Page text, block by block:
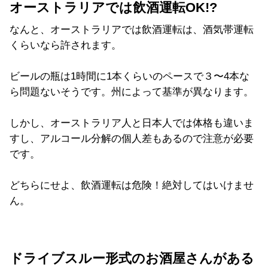
オーストラリアでは飲酒運転OK!?
なんと、オーストラリアでは飲酒運転は、酒気帯運転
くらいなら許されます。
ビールの瓶は1時間に1本くらいのペースで３〜4本な
ら問題ないそうです。州によって基準が異なります。
しかし、オーストラリア人と日本人では体格も違いま
すし、アルコール分解の個人差もあるので注意が必要
です。
どちらにせよ、飲酒運転は危険！絶対してはいけませ
ん。
ドライブスルー形式のお酒屋さんがある